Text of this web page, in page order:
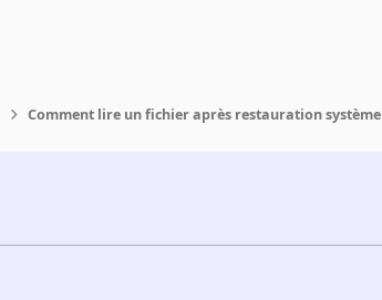
Comment lire un fichier après restauration système